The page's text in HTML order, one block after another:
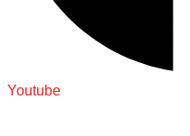
Youtube